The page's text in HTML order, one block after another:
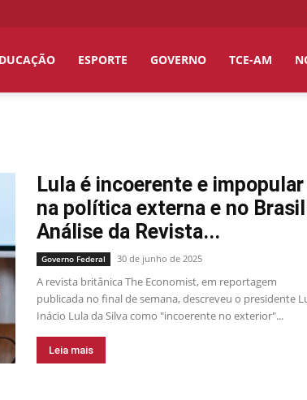
ESPORTE GOVERNO TCE-AM
Lula é incoerente e impopular
na política externa e no
Análise da Revista...
Governo Federal 30 de junho de 2025
A revista britânica The Economist, em reportagem
publicada no final de semana, descreveu o presidente
Inácio Lula da Silva como "incoerente no exterior"...
Leia mais